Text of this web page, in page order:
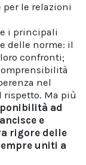
le relazioni
i principali
delle norme: il
confronti;
nel
rispetto. Ma più
ad
e
rigore delle
uniti a